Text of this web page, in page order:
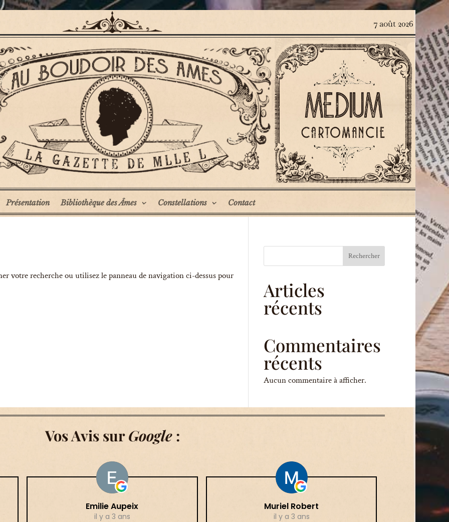
7 août 2026
Présentation Bibliothèque des Âmes Constellations Contact
votre recherche ou utilisez le panneau de navigation ci-dessus pour
Rechercher
Articles
récents
Commentaires
récents
Aucun commentaire à afficher.
Vos Avis surGoogle:
Emilie Aupeix
il y a 3 ans
Muriel Robert
il y a 3 ans